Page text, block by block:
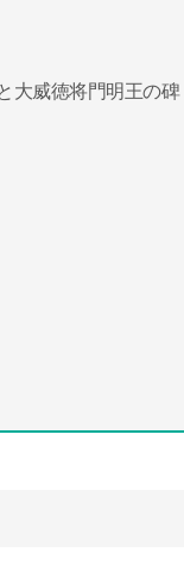
大威徳将門明王の碑